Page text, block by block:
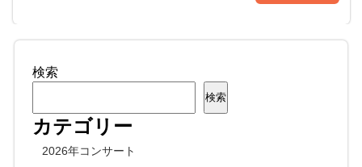
検索
検索
カテゴリー
2026年コンサート